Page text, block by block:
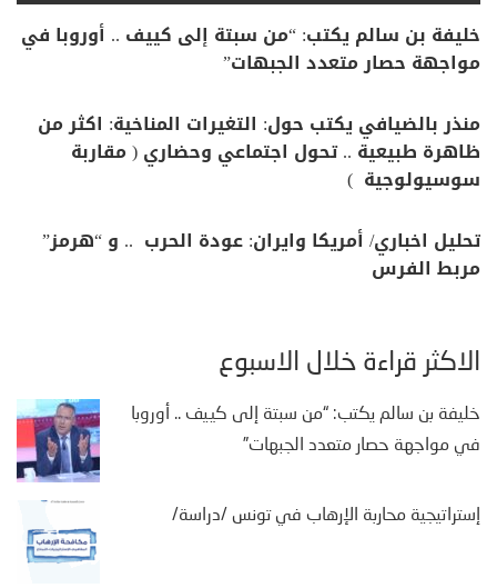
خليفة بن سالم يكتب: “من سبتة إلى كييف .. أوروبا في
مواجهة حصار متعدد الجبهات”
منذر بالضيافي يكتب حول: التغيرات المناخية: اكثر من
ظاهرة طبيعية .. تحول اجتماعي وحضاري ( مقاربة
سوسيولوجية )
تحليل اخباري/ أمريكا وايران: عودة الحرب .. و “هرمز”
مربط الفرس
الأكثر قراءة خلال الأسبوع
خليفة بن سالم يكتب: “من سبتة إلى كييف .. أوروبا
في مواجهة حصار متعدد الجبهات”
إستراتيجية محاربة الإرهاب في تونس /دراسة/